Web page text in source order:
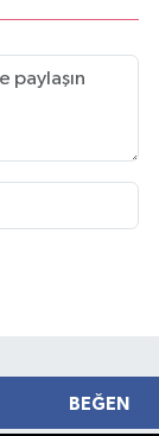
BEĞEN